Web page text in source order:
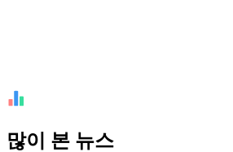
많이 본 뉴스